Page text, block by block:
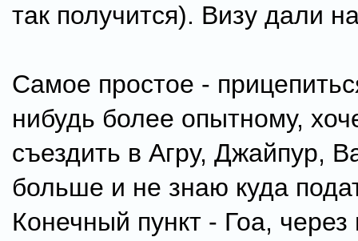
так получится). Визу дали
Самое простое -
нибудь более опытному,
съездить в Агру, Джайпур,
больше и не знаю куда
Конечный пункт - Гоа, через